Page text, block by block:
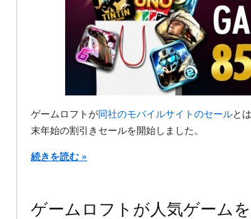
ゲームロフトが同社のモバイルサイトのセールと
末年始の割引きセールを開始しました。
続きを読む »
ゲームロフトが人気ゲーム